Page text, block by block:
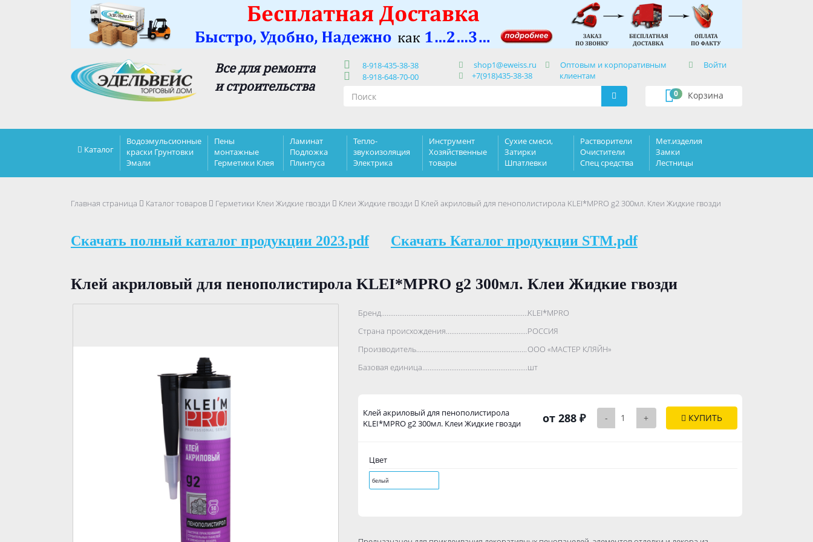
Все для ремонта
и строительства
8-918-435-38-38
8-918-648-70-00
shop1@eweiss.ru
+7(918)435-38-38
Оптовым и корпоративным
клиентам
Войти
Корзина
0
Каталог
Водоэмульсионные
краски Грунтовки
Эмали
Пены
монтажные
Герметики Клея
Ламинат
Подложка
Плинтуса
Тепло-
звукоизоляция
Электрика
Инструмент
Хозяйственные
товары
Сухие смеси,
Затирки
Шпатлевки
Растворители
Очистители
Спец средства
Мет.изделия
Замки
Лестницы
Главная страница Каталог товаров Герметики Клеи Жидкие гвозди Клеи Жидкие гвозди Клей акриловый для пенополистирола KLEI*MPRO g2 300мл. Клеи Жидкие гвозди
Скачать полный каталог продукции 2023.pdf Скачать Каталог продукции STM.pdf
Клей акриловый для пенополистирола KLEI*MPRO g2 300мл. Клеи Жидкие гвозди
Бренд..................................................................................KLEI*MPRO
Страна происхождения..................................................................................
РОССИЯ
Производитель..................................................................................ООО «МАСТЕР КЛЯЙН»
Базовая единица..................................................................................
шт
Клей акриловый для пенополистирола
KLEI*MPRO g2 300мл. Клеи Жидкие гвозди
от 288 ₽ - + КУПИТЬ
Цвет
белый